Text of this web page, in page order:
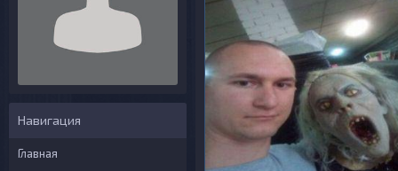
Навигация
Главная